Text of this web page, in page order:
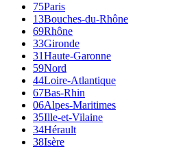
75Paris
13Bouches-du-Rhône
69Rhône
33Gironde
31Haute-Garonne
59Nord
44Loire-Atlantique
67Bas-Rhin
06Alpes-Maritimes
35Ille-et-Vilaine
34Hérault
38Isère